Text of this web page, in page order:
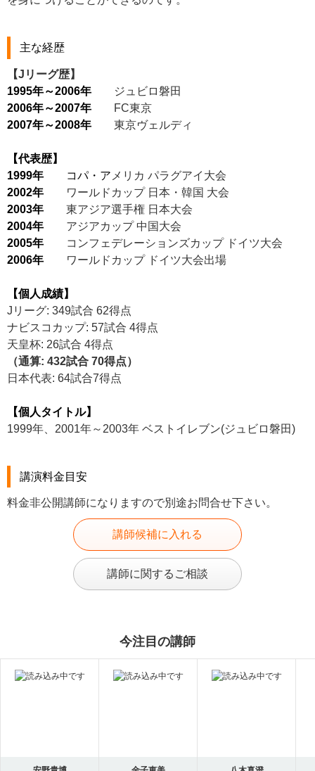
主な経歴
【Jリーグ歴】
1995年～2006年
ジュビロ磐田
2006年～2007年
FC東京
2007年～2008年 東京ヴェルディ
【代表歴】
1999年
コパ・ア メリカ パラグアイ大会
2002年
ワールドカップ 日本・韓国 大会
2003年 東アジア選手権 日本大会
2004年 アジアカップ 中国大会
2005年
コンフェデレーションズカップ ドイツ大会
2006年
ワールドカップ ドイツ大会出場
【個人成績】
Jリーグ: 349試合 62得点
ナビスコカップ: 57試合 4得点
天皇杯: 26試合 4得点
（通算: 432試合 70得点）
日本代表: 64試合7得点
【個人タイトル】
1999年、2001年～2003年 ベストイレブン(ジュビロ磐田)
講演料金目安
料金非公開講師になりますので別途お問合せ下さい。
講師候補に入れる
講師に関するご相談
今注目の講師